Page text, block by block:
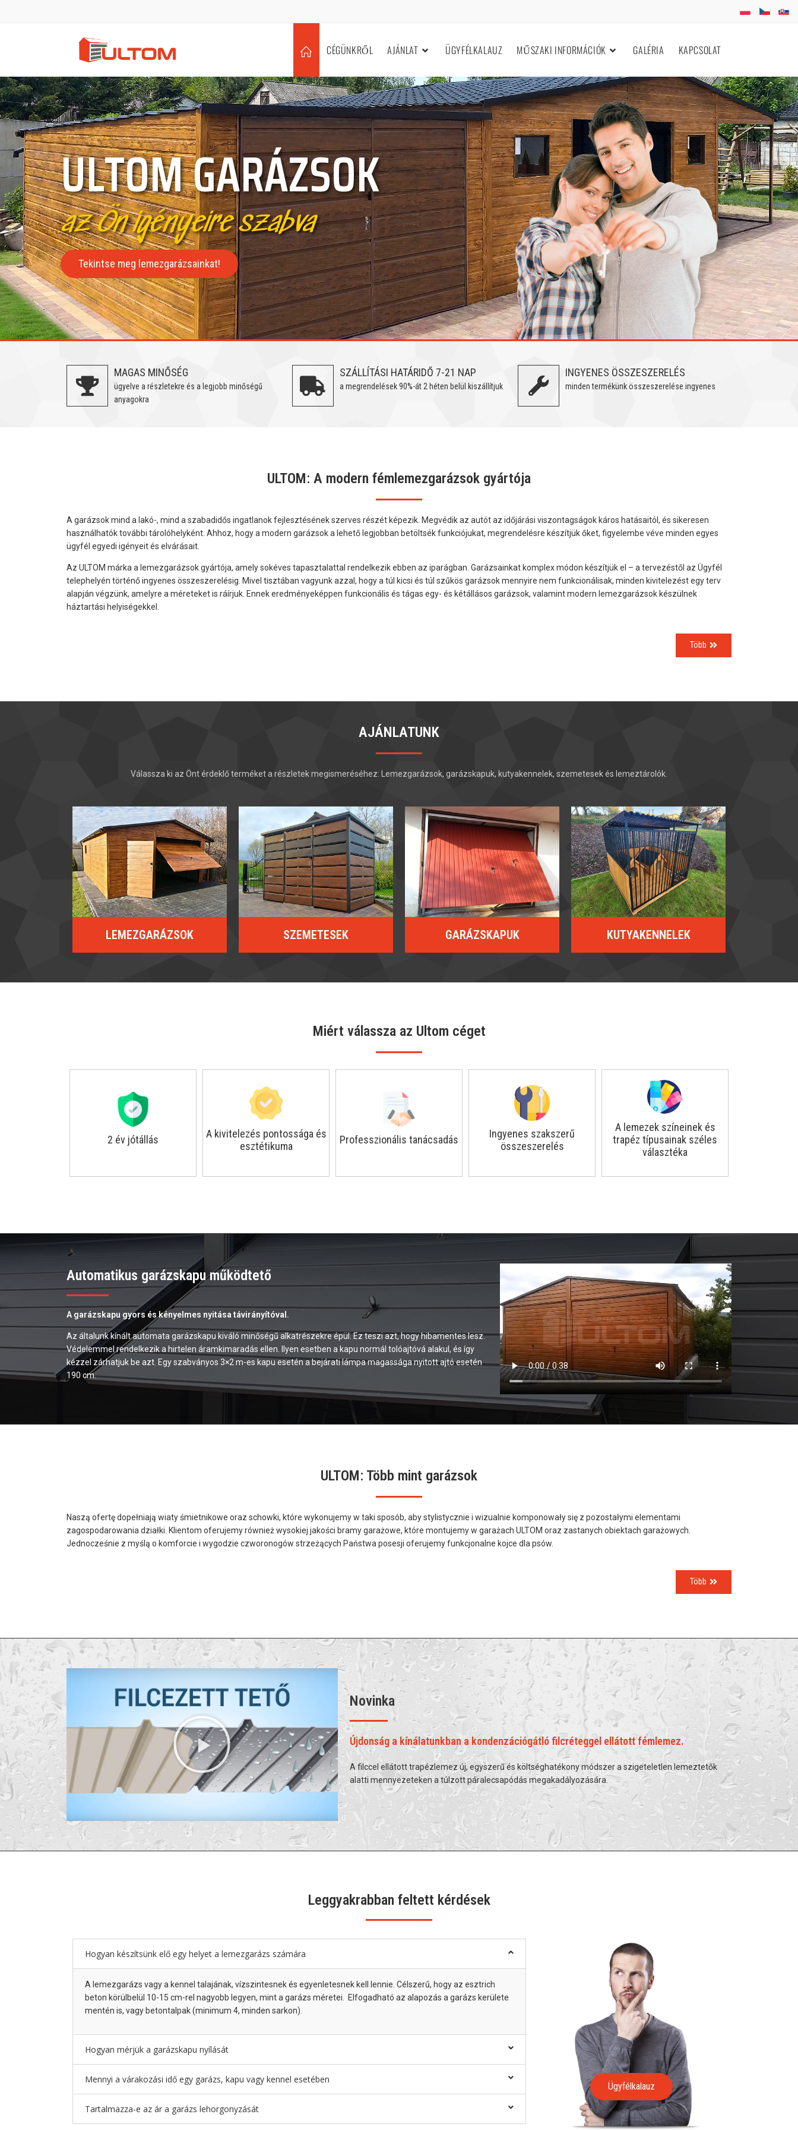
CÉGÜNKRŐL AJÁNLAT ÜGYFÉLKALAUZ MŰSZAKI INFORMÁCIÓK GALÉRIA KAPCSOLAT
ULTOM GARÁZSOK
az Ön igényeire szabva
Tekintse meg lemezgarázsainkat!
MAGAS MINŐSÉG
ügyelve a részletekre és a legjobb minőségű
anyagokra
SZÁLLÍTÁSI HATÁRIDŐ 7-21 NAP
a megrendelések 90%-át 2 héten belül kiszállítjuk
INGYENES ÖSSZESZERELÉS
minden termékünk összeszerelése ingyenes
ULTOM: A modern fémlemezgarázsok gyártója
A garázsok mind a lakó-, mind a szabadidős ingatlanok fejlesztésének szerves részét képezik. Megvédik az autót az időjárási viszontagságok káros hatásaitól, és sikeresen
használhatók további tárolóhelyként. Ahhoz, hogy a modern garázsok a lehető legjobban betöltsék funkciójukat, megrendelésre készítjük őket, figyelembe véve minden egyes
ügyfél egyedi igényeit és elvárásait.
Az ULTOM márka a lemezgarázsok gyártója, amely sokéves tapasztalattal rendelkezik ebben az iparágban. Garázsainkat komplex módon készítjük el – a tervezéstől az Ügyfél
telephelyén történő ingyenes összeszerelésig. Mivel tisztában vagyunk azzal, hogy a túl kicsi és túl szűkös garázsok mennyire nem funkcionálisak, minden kivitelezést egy terv
alapján végzünk, amelyre a méreteket is ráírjuk. Ennek eredményeképpen funkcionális és tágas egy- és kétállásos garázsok, valamint modern lemezgarázsok készülnek
háztartási helyiségekkel.
Több
AJÁNLATUNK
Válassza ki az Önt érdeklő terméket a részletek megismeréséhez: Lemezgarázsok, garázskapuk, kutyakennelek, szemetesek és lemeztárolók.
LEMEZGARÁZSOK SZEMETESEK GARÁZSKAPUK KUTYAKENNELEK​
Miért válassza az Ultom céget
2 év jótállás
A kivitelezés pontossága és
esztétikuma
Professzionális tanácsadás
Ingyenes szakszerű
összeszerelés
A lemezek színeinek és
trapéz típusainak széles
választéka
Automatikus garázskapu működtető
A garázskapu gyors és kényelmes nyitása távirányítóval.
Az általunk kínált automata garázskapu kiváló minőségű alkatrészekre épül. Ez teszi azt, hogy hibamentes lesz.
Védelemmel rendelkezik a hirtelen áramkimaradás ellen. Ilyen esetben a kapu normál tolóajtóvá alakul, és így
kézzel zárhatjuk be azt. Egy szabványos 3×2 m-es kapu esetén a bejárati lámpa magassága nyitott ajtó esetén
190 cm.
ULTOM: Több mint garázsok
Naszą ofertę dopełniają wiaty śmietnikowe oraz schowki, które wykonujemy w taki sposób, aby stylistycznie i wizualnie komponowały się z pozostałymi elementami
zagospodarowania działki. Klientom oferujemy również wysokiej jakości bramy garażowe, które montujemy w garażach ULTOM oraz zastanych obiektach garażowych.
Jednocześnie z myślą o komforcie i wygodzie czworonogów strzeżących Państwa posesji oferujemy funkcjonalne kojce dla psów.
Több
Novinka
Újdonság a kínálatunkban a kondenzációgátló filcréteggel ellátott fémlemez.
A filccel ellátott trapézlemez új, egyszerű és költséghatékony módszer a szigeteletlen lemeztetők
alatti mennyezeteken a túlzott páralecsapódás megakadályozására.
Leggyakrabban feltett kérdések
Hogyan készítsünk elő egy helyet a lemezgarázs számára
A lemezgarázs vagy a kennel talajának, vízszintesnek és egyenletesnek kell lennie. Célszerű, hogy az esztrich
beton körülbelül 10-15 cm-rel nagyobb legyen, mint a garázs méretei. Elfogadható az alapozás a garázs kerülete
mentén is, vagy betontalpak (minimum 4, minden sarkon).
Hogyan mérjük a garázskapu nyílását
Mennyi a várakozási idő egy garázs, kapu vagy kennel esetében
Tartalmazza-e az ár a garázs lehorgonyzását
Ügyfélkalauz